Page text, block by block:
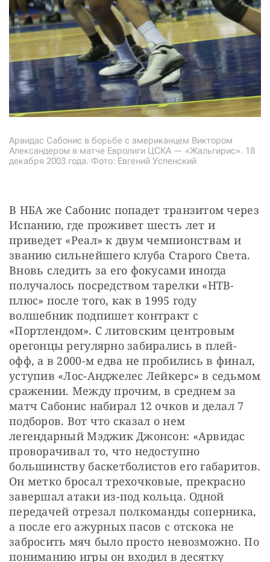
Арвидас Сабонис в борьбе с американцем Виктором
Александером в матче Евролиги ЦСКА — «Жальгирис». 18
декабря 2003 года. Фото: Евгений Успенский
В НБА же Сабонис попадет транзитом через
Испанию, где проживет шесть лет и
приведет «Реал» к двум чемпионствам и
званию сильнейшего клуба Старого Света.
Вновь следить за его фокусами иногда
получалось посредством тарелки «НТВ-
плюс» после того, как в 1995 году
волшебник подпишет контракт с
«Портлендом». С литовским центровым
орегонцы регулярно забирались в плей-
офф, а в 2000-м едва не пробились в финал,
уступив «Лос-Анджелес Лейкерс» в седьмом
сражении. Между прочим, в среднем за
матч Сабонис набирал 12 очков и делал 7
подборов. Вот что сказал о нем
легендарный Мэджик Джонсон: «Арвидас
проворачивал то, что недоступно
большинству баскетболистов его габаритов.
Он метко бросал трехочковые, прекрасно
завершал атаки из-под кольца. Одной
передачей отрезал полкоманды соперника,
а после его ажурных пасов с отскока не
забросить мяч было просто невозможно. По
пониманию игры он входил в десятку